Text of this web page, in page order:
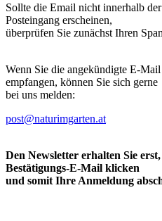
Sollte die Email nicht innerhalb
Posteingang erscheinen,
überprüfen Sie zunächst Ihren
Wenn Sie die angekündigte E-
empfangen, können Sie sich gerne
bei uns melden:
post@naturimgarten.at
Den Newsletter erhalten Sie
Bestätigungs-E-Mail klicken
und somit Ihre Anmeldung